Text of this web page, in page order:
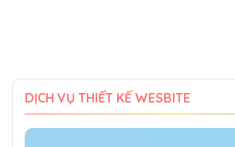
DỊCH VỤ THIẾT KẾ WESBITE